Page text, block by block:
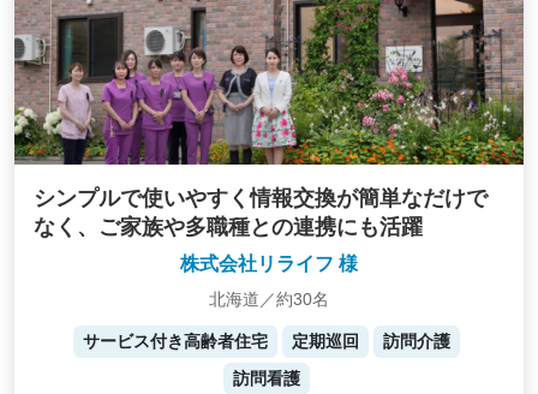
シンプルで使いやすく情報交換が簡単なだけで
なく、ご家族や多職種との連携にも活躍
株式会社リライフ 様
北海道／約30名
サービス付き高齢者住宅 定期巡回
訪問介護
訪問看護